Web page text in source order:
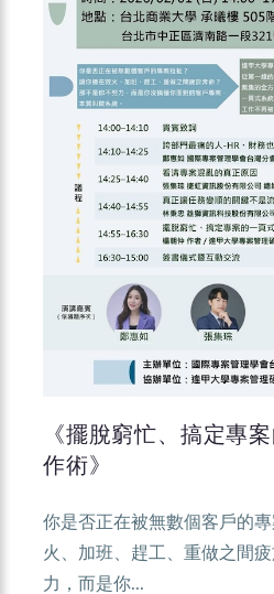
《擺脫窮忙、搞定專
作術》
你是否正在被無數個客戶的
火、加班、趕工、重做之間
力，而是你...